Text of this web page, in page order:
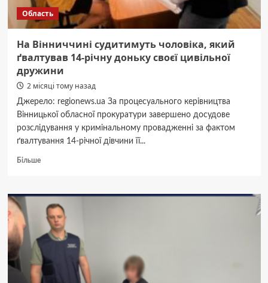
Область
На Вінниччині судитимуть чоловіка, який
ґвалтував 14-річну доньку своєї цивільної
дружини
2 місяці тому назад
Джерело: regionews.ua За процесуального керівництва
Вінницької обласної прокуратури завершено досудове
розслідування у кримінальному провадженні за фактом
ґвалтування 14-річної дівчини її...
БільшеДокладніше
Вінниччині
судитимуть
чоловіка,
який
ґвалтував
14-
річну
доньку